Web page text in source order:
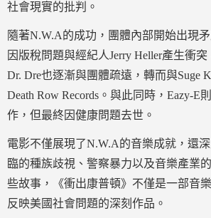
社會現實的批判。
隨著N.W.A的成功，團體內部開始出現
因版稅問題與經紀人Jerry Heller產生衝
Dr. Dre也逐漸與團體疏遠，轉而與Suge
Death Row Records。與此同時，Eazy-E
作，但最終因健康問題去世。
電影不僅展現了N.W.A的音樂成就，還
臨的種族歧視、警察暴力以及音樂產業
些故事，《衝出康普頓》不僅是一部音
反映美國社會問題的深刻作品。